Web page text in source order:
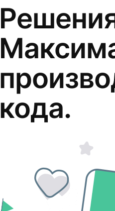
кода.